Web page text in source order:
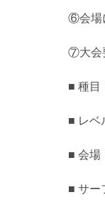
⑥会場
⑦大会
■ 種目
■ レベ
■ 会場
■ サー